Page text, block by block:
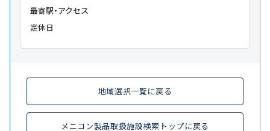
最寄駅・アクセス
定休日
地域選択一覧に戻る
メニコン製品取扱施設検索トップに戻る